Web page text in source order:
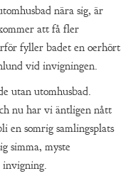
nära sig, är
att få fler
fyller badet en oerhört
vid invigningen.
utan utomhusbad.
nu har vi äntligen nått
en somrig samlingsplats
simma, myste
invigning.